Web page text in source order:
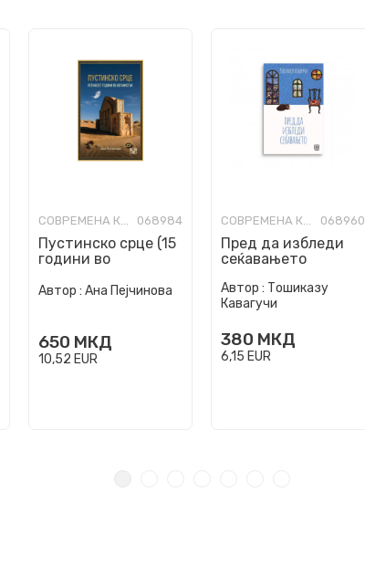
СОВРЕМЕНА КНИЖЕВНОСТ 068984
Пустинско срце (15
години во
Автор : Ана Пејчинова
650 МКД
10,52 EUR
СОВРЕМЕНА КНИЖЕВНОСТ 068960
Пред да избледи
сеќавањето
Автор : Тошиказу
Кавагучи
380 МКД
6,15 EUR